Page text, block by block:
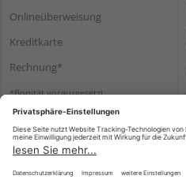
Onlineüberweisung
Kreditkarte
Rechnung*
*Bonität vorausgesetzt